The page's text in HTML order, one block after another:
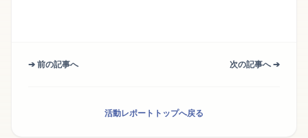
➔ 前の記事へ 次の記事へ ➔
活動レポートトップへ戻る